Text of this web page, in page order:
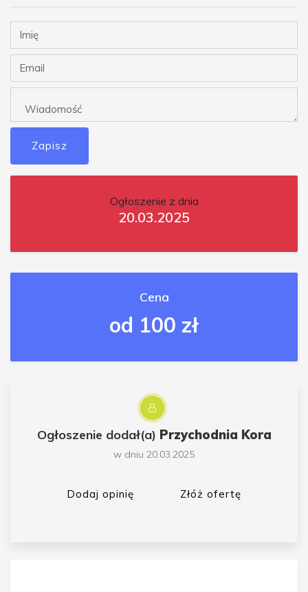
Zapisz
Ogłoszenie z dnia
20.03.2025
Cena
od 100 zł
Ogłoszenie dodał(a) Przychodnia Kora
w dniu 20.03.2025
Dodaj opinię Złóż ofertę